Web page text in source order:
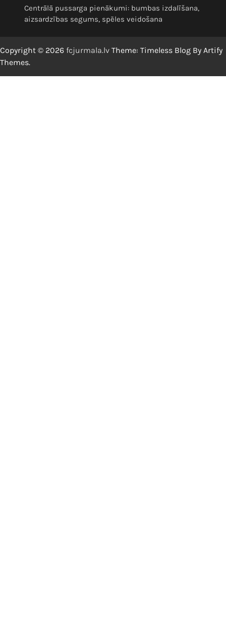
Centrālā pussarga pienākumi: bumbas izdalīšana,
aizsardzības segums, spēles veidošana
Copyright © 2026 fcjurmala.lv Theme: Timeless Blog By Artify
Themes.